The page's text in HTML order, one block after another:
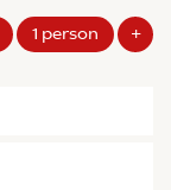
1 person +